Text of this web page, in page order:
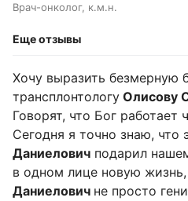
Врач-онколог, к.м.н.
Еще отзывы
Хочу выразить безмерную
трансплонтологу Олисову
Говорят, что Бог работает
Сегодня я точно знаю, что
Даниелович подарил
в одном лице новую
Даниелович не просто